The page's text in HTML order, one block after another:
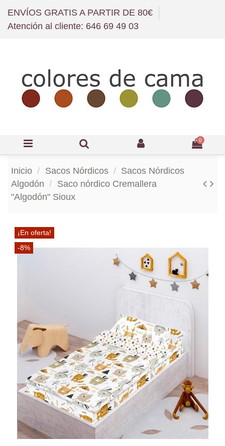
ENVÍOS GRATIS A PARTIR DE 80€
Atención al cliente: 646 69 49 03
0
Inicio Sacos Nórdicos
Sacos Nórdicos
Algodón
Saco nórdico Cremallera
"Algodón" Sioux
¡En oferta!
-8%